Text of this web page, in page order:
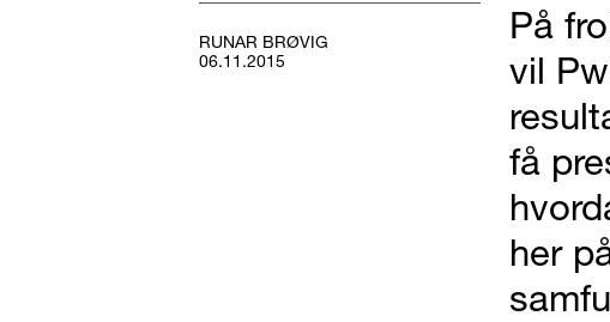
RUNAR BRØVIG
06.11.2015
På
vil
få
her